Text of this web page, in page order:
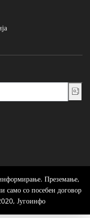
Преземање,
само со посебен договор
Југоинфо